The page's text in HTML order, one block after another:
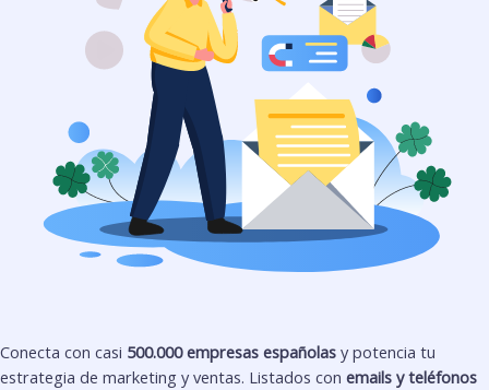
Conecta con casi 500.000 empresas españolas y potencia tu
estrategia de marketing y ventas. Listados con emails y teléfonos